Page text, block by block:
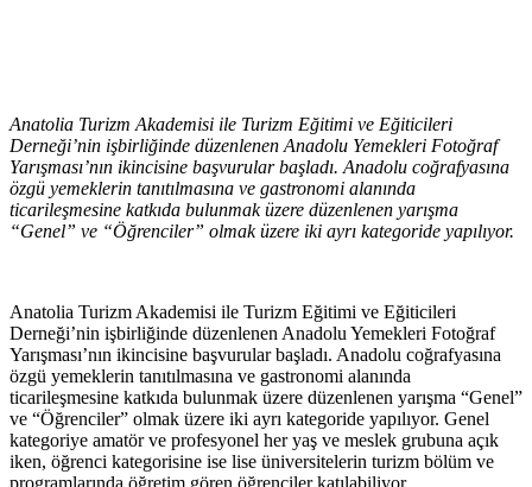
Anatolia Turizm Akademisi ile Turizm Eğitimi ve Eğiticileri
Derneği’nin işbirliğinde düzenlenen Anadolu Yemekleri Fotoğraf
Yarışması’nın ikincisine başvurular başladı. Anadolu coğrafyasına
özgü yemeklerin tanıtılmasına ve gastronomi alanında
ticarileşmesine katkıda bulunmak üzere düzenlenen yarışma
“Genel” ve “Öğrenciler” olmak üzere iki ayrı kategoride yapılıyor.
Anatolia Turizm Akademisi ile Turizm Eğitimi ve Eğiticileri
Derneği’nin işbirliğinde düzenlenen Anadolu Yemekleri Fotoğraf
Yarışması’nın ikincisine başvurular başladı. Anadolu coğrafyasına
özgü yemeklerin tanıtılmasına ve gastronomi alanında
ticarileşmesine katkıda bulunmak üzere düzenlenen yarışma “Genel”
ve “Öğrenciler” olmak üzere iki ayrı kategoride yapılıyor. Genel
kategoriye amatör ve profesyonel her yaş ve meslek grubuna açık
iken, öğrenci kategorisine ise lise üniversitelerin turizm bölüm ve
programlarında öğretim gören öğrenciler katılabiliyor.